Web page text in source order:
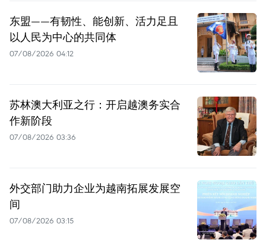
东盟——有韧性、能创新、活力足且
以人民为中心的共同体
07/08/2026 04:12
苏林澳大利亚之行：开启越澳务实合
作新阶段
07/08/2026 03:36
外交部门助力企业为越南拓展发展空
间
07/08/2026 03:15